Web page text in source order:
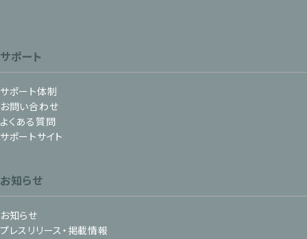
サポート
サポート体制
お問い合わせ
よくある質問
サポートサイト
お知らせ
お知らせ
プレスリリース・掲載情報